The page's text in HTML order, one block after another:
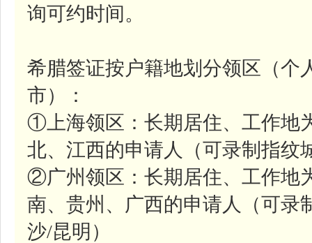
询可约时间。
希腊签证按户籍地划分领区（个
市）：
①上海领区：长期居住、工作地
北、江西的申请人（可录制指纹
②广州领区：长期居住、工作地
南、贵州、广西的申请人（可录
沙/昆明）